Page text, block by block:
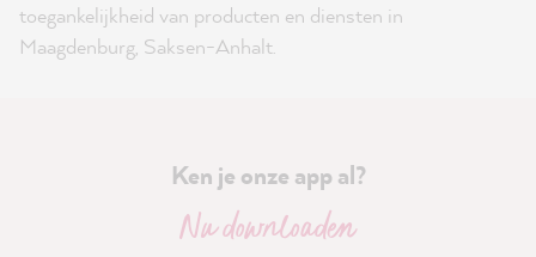
toegankelijkheid van producten en diensten in
Maagdenburg, Saksen-Anhalt.
Ken je onze app al?
Nu downloaden